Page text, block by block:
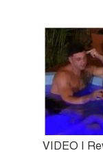
VIDEO |